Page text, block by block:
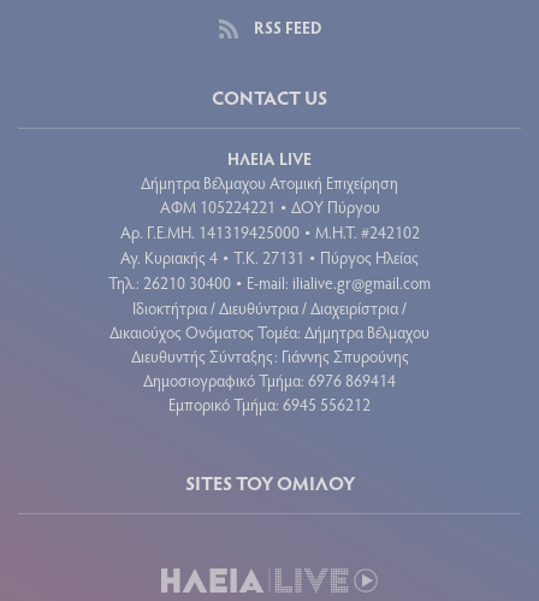
RSS FEED
CONTACT US
ΗΛΕΙΑ LIVE
Δήμητρα Βέλμαχου Ατομική Επιχείρηση
ΑΦΜ 105224221 • ΔΟΥ Πύργου
Aρ. Γ.Ε.ΜΗ. 141319425000 • Μ.Η.Τ. #242102
Αγ. Κυριακής 4 • Τ.Κ. 27131 • Πύργος Ηλείας
Τηλ.: 26210 30400 • E-mail: ilialive.gr@gmail.com
Ιδιοκτήτρια / Διευθύντρια / Διαχειρίστρια /
Δικαιούχος Ονόματος Τομέα: Δήμητρα Βέλμαχου
Διευθυντής Σύνταξης: Γιάννης Σπυρούνης
Δημοσιογραφικό Τμήμα: 6976 869414
Εμπορικό Τμήμα: 6945 556212
SITES ΤΟΥ ΟΜΙΛΟΥ